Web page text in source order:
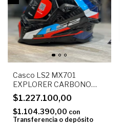
Casco LS2 MX701
EXPLORER CARBONO
FRONTIER Negro Azul
Rojo
$1.227.100,00
$1.104.390,00 con
Transferencia o depósito